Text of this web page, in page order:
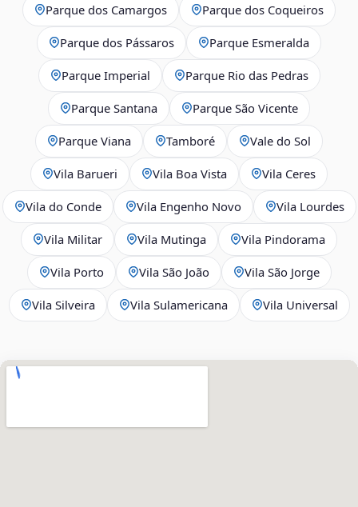
Parque dos Camargos Parque dos Coqueiros
Parque dos Pássaros Parque Esmeralda
Parque Imperial Parque Rio das Pedras
Parque Santana Parque São Vicente
Parque Viana Tamboré Vale do Sol
Vila Barueri Vila Boa Vista Vila Ceres
Vila do Conde Vila Engenho Novo Vila Lourdes
Vila Militar Vila Mutinga Vila Pindorama
Vila Porto Vila São João Vila São Jorge
Vila Silveira Vila Sulamericana Vila Universal